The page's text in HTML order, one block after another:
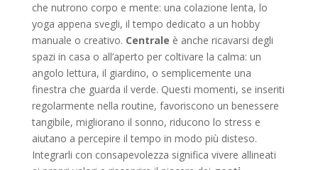
che nutrono corpo e mente: una colazione lenta, lo
yoga appena svegli, il tempo dedicato a un hobby
manuale o creativo. Centrale è anche ricavarsi degli
spazi in casa o all’aperto per coltivare la calma: un
angolo lettura, il giardino, o semplicemente una
finestra che guarda il verde. Questi momenti, se inseriti
regolarmente nella routine, favoriscono un benessere
tangibile, migliorano il sonno, riducono lo stress e
aiutano a percepire il tempo in modo più disteso.
Integrarli con consapevolezza significa vivere allineati